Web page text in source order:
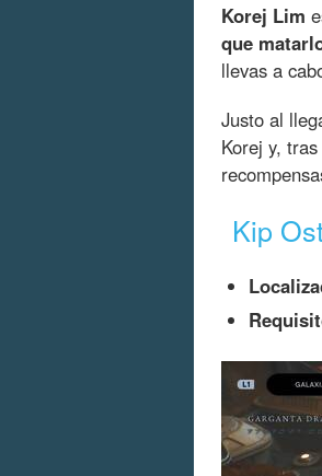
Korej Lim
que
llevas a
Justo al
Korej y,
Kip